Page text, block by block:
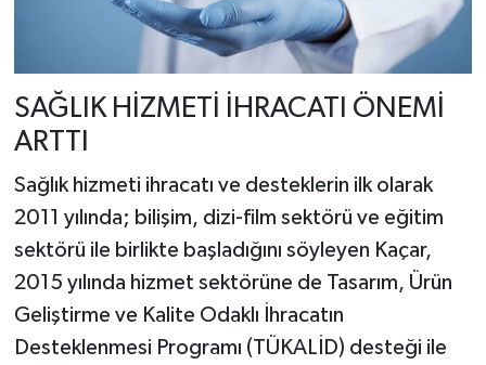
SAĞLIK HİZMETİ İHRACATI ÖNEMİ
ARTTI
Sağlık hizmeti ihracatı ve desteklerin ilk olarak
2011 yılında; bilişim, dizi-film sektörü ve eğitim
sektörü ile birlikte başladığını söyleyen Kaçar,
2015 yılında hizmet sektörüne de Tasarım, Ürün
Geliştirme ve Kalite Odaklı İhracatın
Desteklenmesi Programı (TÜKALİD) desteği ile